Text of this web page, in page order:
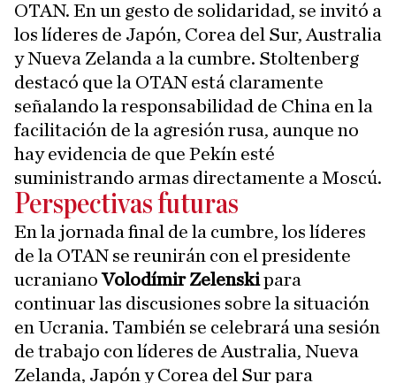
OTAN. En un gesto de solidaridad, se invitó a
los líderes de Japón, Corea del Sur, Australia
y Nueva Zelanda a la cumbre. Stoltenberg
destacó que la OTAN está claramente
señalando la responsabilidad de China en la
facilitación de la agresión rusa, aunque no
hay evidencia de que Pekín esté
suministrando armas directamente a Moscú.
Perspectivas futuras
En la jornada final de la cumbre, los líderes
de la OTAN se reunirán con el presidente
ucranianoVolodímir Zelenskipara
continuar las discusiones sobre la situación
en Ucrania. También se celebrará una sesión
de trabajo con líderes de Australia, Nueva
Zelanda, Japón y Corea del Sur para